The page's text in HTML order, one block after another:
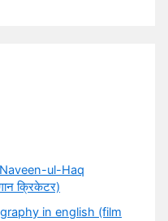
ul-Haq
क्रिकेटर)
in english (film